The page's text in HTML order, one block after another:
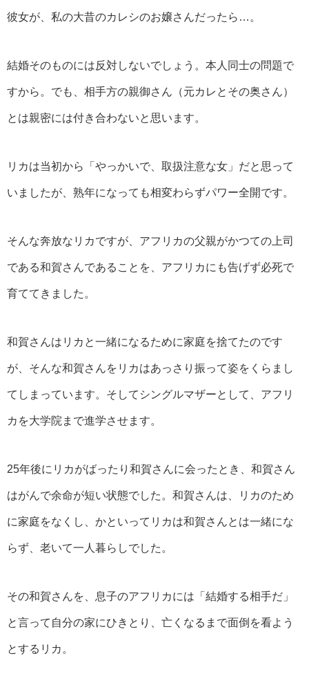
彼女が、私の大昔のカレシのお嬢さんだったら…。
結婚そのものには反対しないでしょう。本人同士の問題で
すから。でも、相手方の親御さん（元カレとその奥さん）
とは親密には付き合わないと思います。
リカは当初から「やっかいで、取扱注意な女」だと思って
いましたが、熟年になっても相変わらずパワー全開です。
そんな奔放なリカですが、アフリカの父親がかつての上司
である和賀さんであることを、アフリカにも告げず必死で
育ててきました。
和賀さんはリカと一緒になるために家庭を捨てたのです
が、そんな和賀さんをリカはあっさり振って姿をくらまし
てしまっています。そしてシングルマザーとして、アフリ
カを大学院まで進学させます。
25年後にリカがばったり和賀さんに会ったとき、和賀さん
はがんで余命が短い状態でした。和賀さんは、リカのため
に家庭をなくし、かといってリカは和賀さんとは一緒にな
らず、老いて一人暮らしでした。
その和賀さんを、息子のアフリカには「結婚する相手だ」
と言って自分の家にひきとり、亡くなるまで面倒を看よう
とするリカ。